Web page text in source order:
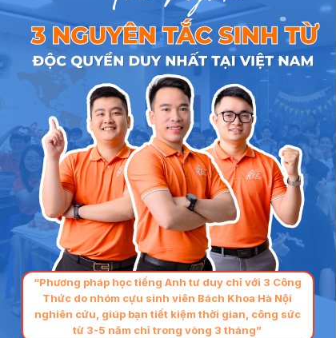
“Phương pháp học tiếng Anh tư duy chỉ với 3 Công
Thức do nhóm cựu sinh viên Bách Khoa Hà Nội
nghiên cứu, giúp bạn tiết kiệm thời gian, công sức
từ 3-5 năm chỉ trong vòng 3 tháng”